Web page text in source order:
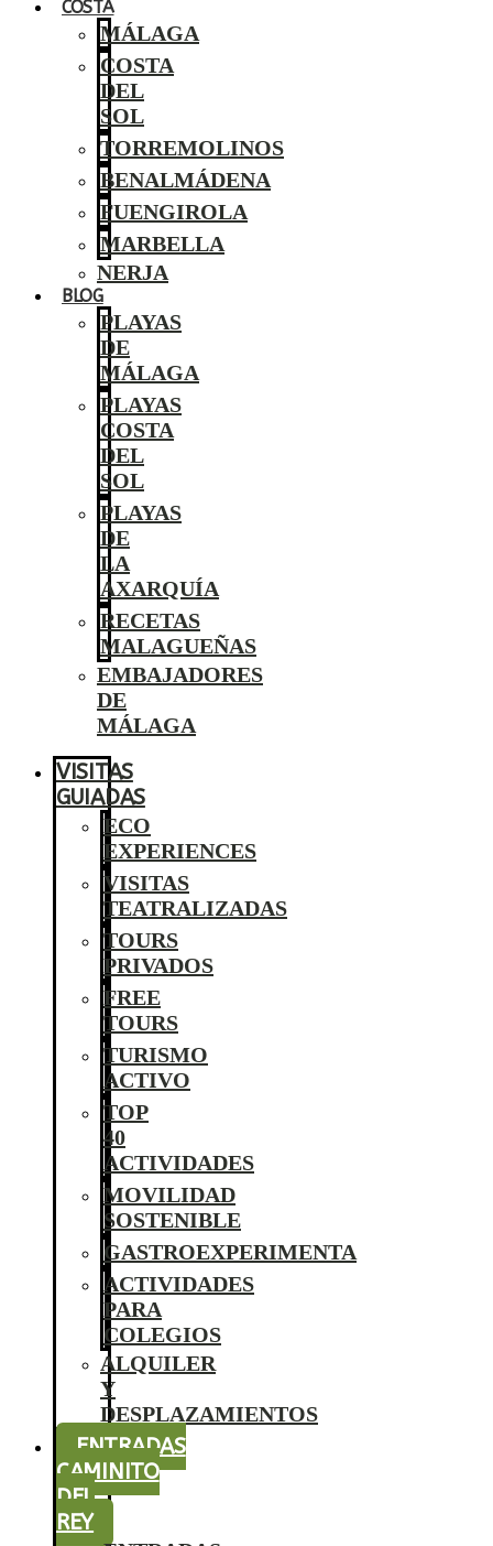
COSTA
MÁLAGA
COSTA
DEL
SOL
TORREMOLINOS
BENALMÁDENA
FUENGIROLA
MARBELLA
NERJA
BLOG
PLAYAS
DE
MÁLAGA
PLAYAS
COSTA
DEL
SOL
PLAYAS
DE
LA
AXARQUÍA
RECETAS
MALAGUEÑAS
EMBAJADORES
DE
MÁLAGA
VISITAS
GUIADAS
ECO
EXPERIENCES
VISITAS
TEATRALIZADAS
TOURS
PRIVADOS
FREE
TOURS
TURISMO
ACTIVO
TOP
40
ACTIVIDADES
MOVILIDAD
SOSTENIBLE
GASTROEXPERIMENTA
ACTIVIDADES
PARA
COLEGIOS
ALQUILER
Y
DESPLAZAMIENTOS
ENTRADAS
CAMINITO
DEL
REY